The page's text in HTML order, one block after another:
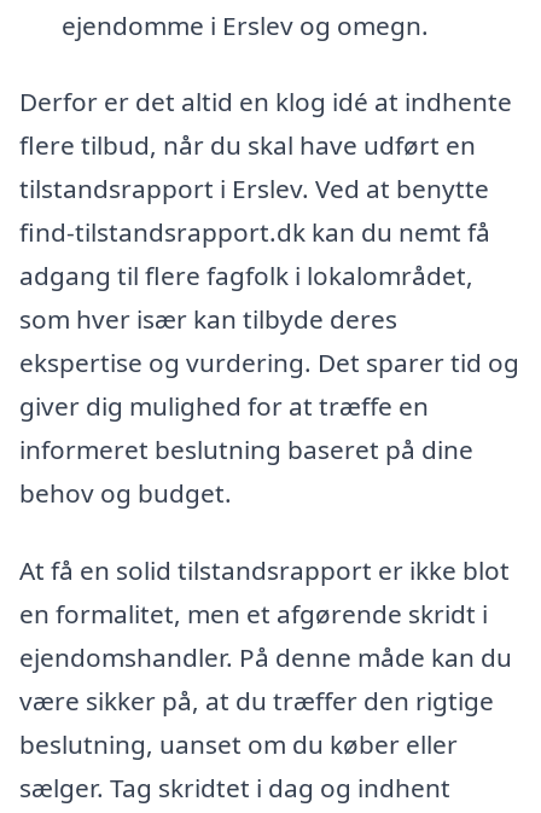
ejendomme i Erslev og omegn.
Derfor er det altid en klog idé at indhente
flere tilbud, når du skal have udført en
tilstandsrapport i Erslev. Ved at benytte
find-tilstandsrapport.dk kan du nemt få
adgang til flere fagfolk i lokalområdet,
som hver især kan tilbyde deres
ekspertise og vurdering. Det sparer tid og
giver dig mulighed for at træffe en
informeret beslutning baseret på dine
behov og budget.
At få en solid tilstandsrapport er ikke blot
en formalitet, men et afgørende skridt i
ejendomshandler. På denne måde kan du
være sikker på, at du træffer den rigtige
beslutning, uanset om du køber eller
sælger. Tag skridtet i dag og indhent